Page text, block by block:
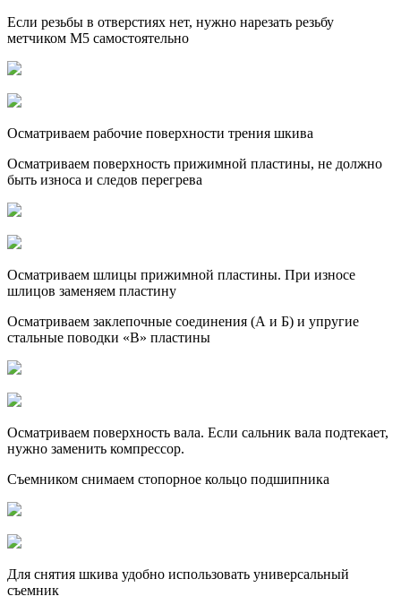
Если резьбы в отверстиях нет, нужно нарезать резьбу
метчиком М5 самостоятельно
Осматриваем рабочие поверхности трения шкива
Осматриваем поверхность прижимной пластины, не должно
быть износа и следов перегрева
Осматриваем шлицы прижимной пластины. При износе
шлицов заменяем пластину
Осматриваем заклепочные соединения (А и Б) и упругие
стальные поводки «В» пластины
Осматриваем поверхность вала. Если сальник вала подтекает,
нужно заменить компрессор.
Съемником снимаем стопорное кольцо подшипника
Для снятия шкива удобно использовать универсальный
съемник